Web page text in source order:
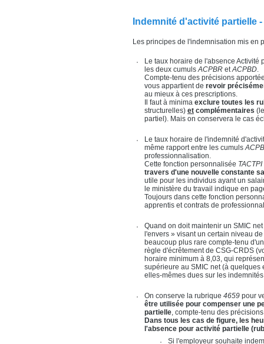
Indemnité d'activité partielle
Les principes de l'indemnisation mis en
Le taux horaire de l'absence
les deux cumulsACPBR etACPBD.
Compte-tenu des précisions
vous appartient de revoir
au mieux à ces prescriptions.
Il faut à minima exclure toutes les
structurelles) et complémentaires
partiel). Mais on conservera le cas
Le taux horaire de l'indemnité
même rapport entre les cumuls
professionnalisation.
Cette fonction personnalisée TACTPI
travers d'une nouvelle constante
utile pour les individus ayant un
le ministère du travail indique en
Toujours dans cette fonction
apprentis et contrats de
Quand on doit maintenir un SMIC
l'envers » visant un certain niveau
beaucoup plus rare compte-tenu
règle d'écrêtement de CSG-CRDS
horaire minimum à 8,03, qui
supérieure au SMIC net (à
elles-mêmes dues sur les
On conserve la rubrique 4659 pour
être utilisée pour compenser une
partielle, compte-tenu des
Dans tous les cas de figure, les
l'absence pour activité partielle
Si l'employeur souhaite